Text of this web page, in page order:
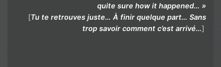
quite sure how it happened… »
[Tu te retrouves juste… À finir quelque part… Sans
trop savoir comment c’est arrivé…]